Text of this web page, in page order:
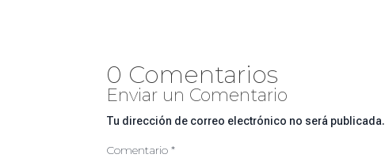
0 Comentarios
Enviar un Comentario
Tu dirección de correo electrónico no será publicada.
Comentario*